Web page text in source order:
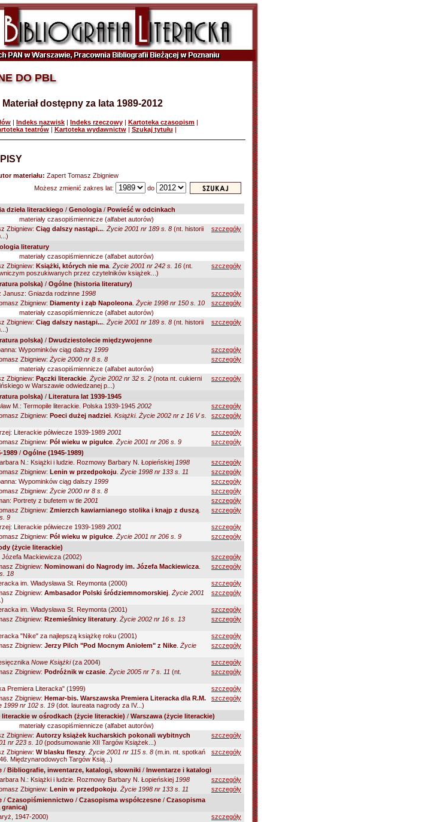
DO PBL
Materiał dostępny za lata 1989-2012
| Indeks nazwisk | Indeks rzeczowy | Kartoteka czasopism |
teatrów| Kartoteka wydawnictw| Szukaj tytułu |
materiału: Zapert Tomasz Zbigniew
Możesz zmienić zakres lat:
do
dzieła literackiego / Genologia / Powieść w odcinkach
materiały czasopiśmiennicze (alfabet autorów)
Zbigniew: Ciąg dalszy nastąpi... Życie 2001 nr 189 s. 8 (nt. historii
szczegóły
literatury
materiały czasopiśmiennicze (alfabet autorów)
Zbigniew: Książki, których nie ma Życie 2001 nr 242 s. 16 (nt.
poszukiwanych przez czytelników książek...)
szczegóły
polska) / Ogólne (historia literatury)
Janusz: Gniazda rodzinne 1998
szczegóły
Zbigniew: Diamenty i ząb Napoleona Życie 1998 nr 150 s. 10
szczegóły
materiały czasopiśmiennicze (alfabet autorów)
Zbigniew: Ciąg dalszy nastąpi... Życie 2001 nr 189 s. 8 (nt. historii
szczegóły
polska) / Dwudziestolecie międzywojenne
Wypominków ciąg dalszy 1999
szczegóły
Zbigniew: Życie 2000 nr 8 s. 8
szczegóły
materiały czasopiśmiennicze (alfabet autorów)
Zbigniew: Pączki literackie Życie 2002 nr 32 s. 2 (nota nt. cukierni
w Warszawie odwiedzanej p...)
szczegóły
polska) / Literatura lat 1939-1945
M.: Termopile literackie. Polska 1939-1945 2002
szczegóły
Zbigniew: Poeci dużej nadziei Książki. Życie 2002 nr z 16 V s.
szczegóły
Literackie półwiecze 1939-1989 2001
szczegóły
Zbigniew: Pół wieku w pigułce Życie 2001 nr 206 s. 9
szczegóły
1989 / Ogólne (1945-1989)
N.: Książki i ludzie. Rozmowy Barbary N. Łopieńskiej 1998
szczegóły
Zbigniew: Lenin w przedpokoju Życie 1998 nr 133 s. 11
szczegóły
Wypominków ciąg dalszy 1999
szczegóły
Zbigniew: Życie 2000 nr 8 s. 8
szczegóły
Portrety z bufetem w tle 2001
szczegóły
Zbigniew: Zmierzch kawiarnianego stolika i knajp z duszą
9
szczegóły
Literackie półwiecze 1939-1989 2001
szczegóły
Zbigniew: Pół wieku w pigułce Życie 2001 nr 206 s. 9
szczegóły
(życie literackie)
Józefa Mackiewicza (2002)
szczegóły
Zbigniew: Nominowani do Nagrody im. Józefa Mackiewicza
18
szczegóły
im. Władysława St. Reymonta (2000)
szczegóły
Zbigniew: Ambasador Polski śródziemnomorskiej Życie 2001
szczegóły
im. Władysława St. Reymonta (2001)
szczegóły
Zbigniew: Rzemieślnicy literatury Życie 2002 nr 16 s. 13
szczegóły
"Nike" za najlepszą książkę roku (2001)
szczegóły
Zbigniew: Jerzy Pilch "Pod Mocnym Aniołem" z Nike Życie
szczegóły
Nowe Książki(za 2004)
szczegóły
Zbigniew: Podróżnik w czasie Życie 2005 nr 7 s. 11 (nt.
szczegóły
Premiera Literacka" (1999)
szczegóły
Zbigniew: Hemar-bis. Warszawska Premiera Literacka dla R.M.
1999 nr 102 s. 19 (dot. laureata nagrody za IV...)
szczegóły
literackie w ośrodkach (życie literackie) / Warszawa (życie literackie)
materiały czasopiśmiennicze (alfabet autorów)
Zbigniew: Autorzy książek kucharskich pokonali wybitnych
nr 223 s. 10 (podsumowanie XII Targów Książek...)
szczegóły
Zbigniew: W blasku fleszy Życie 2001 nr 115 s. 8 (m.in. nt. spotkań
Międzynarodowych Targów Ksią...)
szczegóły
/ Bibliografie, inwentarze, katalogi, słowniki / Inwentarze i katalogi
N.: Książki i ludzie. Rozmowy Barbary N. Łopieńskiej 1998
szczegóły
Zbigniew: Lenin w przedpokoju Życie 1998 nr 133 s. 11
szczegóły
/ Czasopiśmiennictwo / Czasopisma współczesne / Czasopisma
granicą)
1947-2000)
szczegóły